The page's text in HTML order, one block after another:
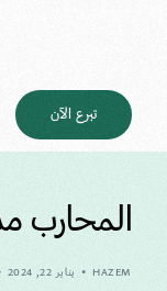
تبرع الآن
المحارب
HAZEM يناير 22, 2024